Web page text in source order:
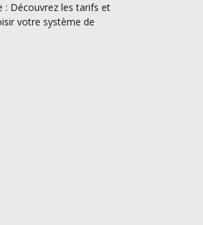
: Découvrez les tarifs et
votre système de